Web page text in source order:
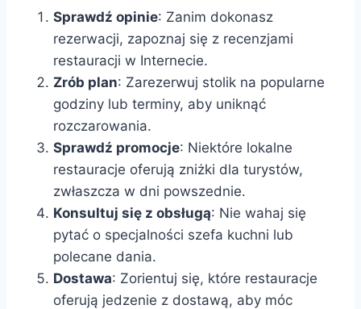
Sprawdź opinie: Zanim dokonasz
rezerwacji, zapoznaj się z recenzjami
restauracji w Internecie.
Zrób plan: Zarezerwuj stolik na popularne
godziny lub terminy, aby uniknąć
rozczarowania.
Sprawdź promocje: Niektóre lokalne
restauracje oferują zniżki dla turystów,
zwłaszcza w dni powszednie.
Konsultuj się z obsługą: Nie wahaj się
pytać o specjalności szefa kuchni lub
polecane dania.
Dostawa: Zorientuj się, które restauracje
oferują jedzenie z dostawą, aby móc